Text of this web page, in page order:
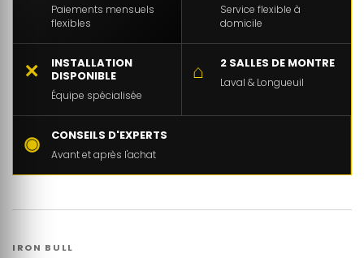
Paiements mensuels
flexibles
Service flexible à
domicile
✕
INSTALLATION
DISPONIBLE
Équipe spécialisée
⌂ 2 SALLES DE MONTRE
Laval & Longueuil
◉ CONSEILS D'EXPERTS
Avant et après l'achat
IRON BULL